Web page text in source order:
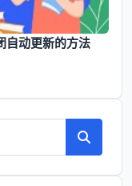
动更新的方法